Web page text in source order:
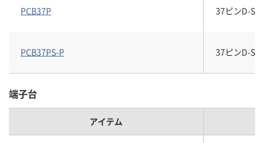
PCB37P 37ピンD-
PCB37PS-P 37ピンD-
端子台
アイテム